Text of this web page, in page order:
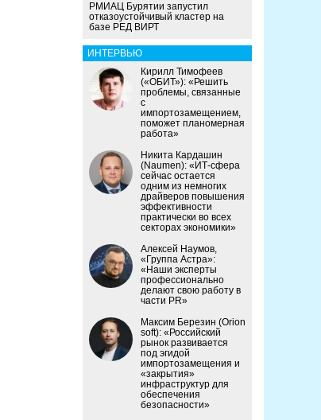
РМИАЦ Бурятии запустил
отказоустойчивый кластер на
базе РЕД ВИРТ
ИНТЕРВЬЮ
Кирилл Тимофеев
(«ОБИТ»): «Решить
проблемы, связанные
с
импортозамещением,
поможет планомерная
работа»
Никита Кардашин
(Naumen): «ИТ-сфера
сейчас остается
одним из немногих
драйверов повышения
эффективности
практически во всех
секторах экономики»
Алексей Наумов,
«Группа Астра»:
«Наши эксперты
профессионально
делают свою работу в
части PR»
Максим Березин (Orion
soft): «Российский
рынок развивается
под эгидой
импортозамещения и
«закрытия»
инфраструктур для
обеспечения
безопасности»